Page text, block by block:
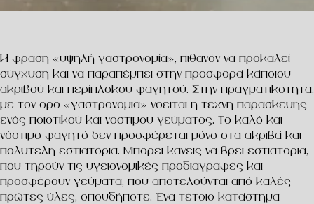
Η φράση «υψηλή γαστρονομία», πιθανόν να προκαλεί
σύγχυση και να παραπέμπει στην προσφορά κάποιου
ακριβού και περίπλοκου φαγητού. Στην πραγματικότητα,
με τον όρο «γαστρονομία» νοείται η τέχνη παρασκευής
ενός ποιοτικού και νόστιμου γεύματος. Το καλό και
νόστιμο φαγητό δεν προσφέρεται μόνο στα ακριβά και
πολυτελή εστιατόρια. Μπορεί κανείς να βρει εστιατόρια,
που τηρούν τις υγειονομικές προδιαγραφές και
προσφέρουν γεύματα, που αποτελούνται από καλές
πρώτες ύλες, οπουδήποτε. Ένα τέτοιο κατάστημα